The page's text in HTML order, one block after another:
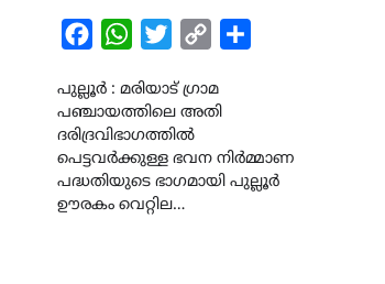
FacebookWhatsAppTwitterCopy
പുല്ലൂർ : മരിയാട് ഗ്രാമ
പഞ്ചായത്തിലെ അതി
ദരിദ്രവിഭാഗത്തിൽ
പെട്ടവർക്കുള്ള ഭവന നിർമ്മാണ
പദ്ധതിയുടെ ഭാഗമായി പുല്ലൂർ
ഊരകം വെറ്റില…